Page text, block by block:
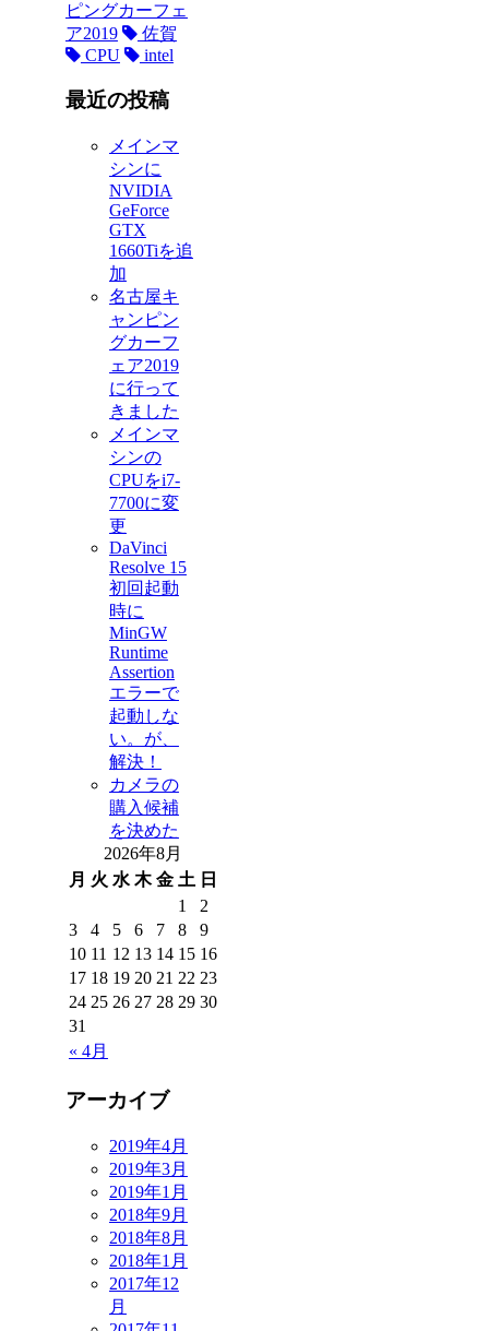
ピングカーフェ
ア2019
佐賀
CPU
intel
最近の投稿
メインマ
シンに
NVIDIA
GeForce
GTX
1660Tiを追
加
名古屋キ
ャンピン
グカーフ
ェア2019
に行って
きました
メインマ
シンの
CPUをi7-
7700に変
更
DaVinci
Resolve 15
初回起動
時に
MinGW
Runtime
Assertion
エラーで
起動しな
い。が、
解決！
カメラの
購入候補
を決めた
2026年8月
月 火 水 木 金 土 日
« 4月
1
2
3
4 5 6 7 8
9
10 11 12 13 14 15 16
17 18 19 20 21 22 23
24 25 26 27 28 29 30
31
アーカイブ
2019年4月
2019年3月
2019年1月
2018年9月
2018年8月
2018年1月
2017年12
月